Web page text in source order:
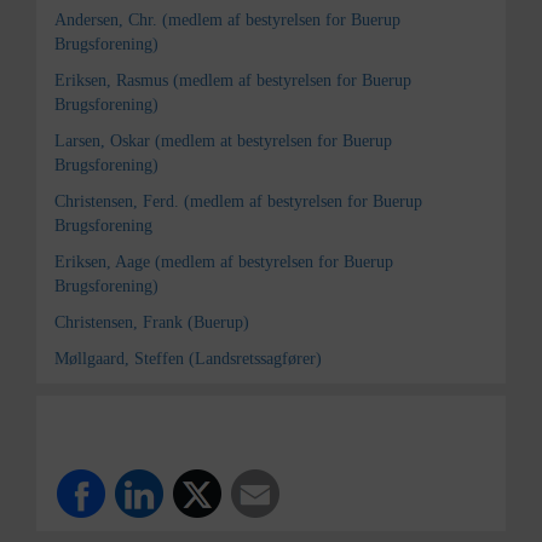
Andersen, Chr. (medlem af bestyrelsen for Buerup
Brugsforening)
Eriksen, Rasmus (medlem af bestyrelsen for Buerup
Brugsforening)
Larsen, Oskar (medlem at bestyrelsen for Buerup
Brugsforening)
Christensen, Ferd. (medlem af bestyrelsen for Buerup
Brugsforening
Eriksen, Aage (medlem af bestyrelsen for Buerup
Brugsforening)
Christensen, Frank (Buerup)
Møllgaard, Steffen (Landsretssagfører)